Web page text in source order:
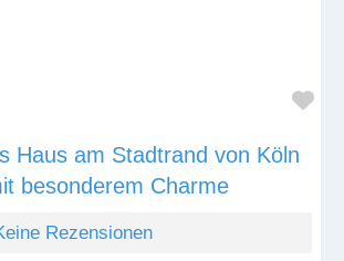
Haus am Stadtrand von Köln
besonderem Charme
Rezensionen